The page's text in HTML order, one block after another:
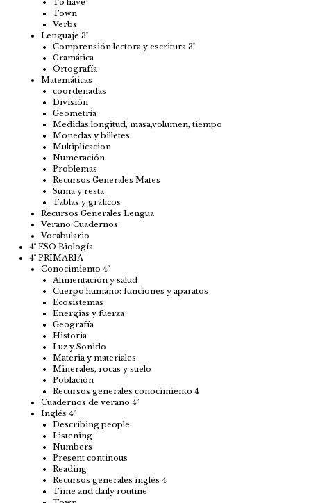
To have
Town
Verbs
Lenguaje 3º
Comprensión lectora y escritura 3º
Gramática
Ortografía
Matemáticas
coordenadas
División
Geometría
Medidas:longitud, masa,volumen, tiempo
Monedas y billetes
Multiplicacion
Numeración
Problemas
Recursos Generales Mates
Suma y resta
Tablas y gráficos
Recursos Generales Lengua
Verano Cuadernos
Vocabulario
4º ESO Biología
4º PRIMARIA
Conocimiento 4º
Alimentación y salud
Cuerpo humano: funciones y aparatos
Ecosistemas
Energias y fuerza
Geografía
Historia
Luz y Sonido
Materia y materiales
Minerales, rocas y suelo
Población
Recursos generales conocimiento 4
Cuadernos de verano 4º
Inglés 4º
Describing people
Listening
Numbers
Present continous
Reading
Recursos generales inglés 4
Time and daily routine